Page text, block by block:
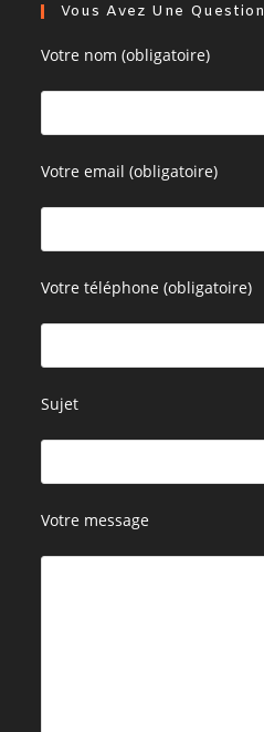
Vous Avez Une Question
Votre nom (obligatoire)
Votre email (obligatoire)
Votre téléphone (obligatoire)
Sujet
Votre message